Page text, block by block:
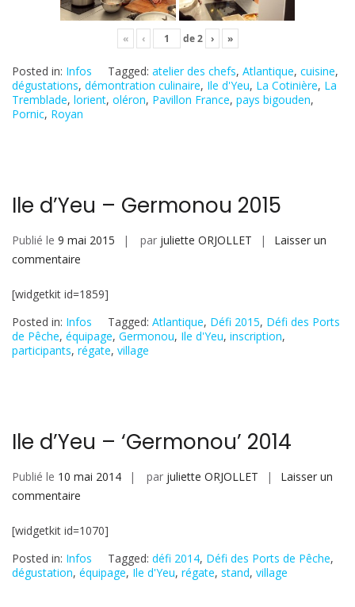
« ‹ de2 › »
Posted in: Infos Tagged: atelier des chefs, Atlantique, cuisine,
dégustations, démontration culinaire, Ile d'Yeu, La Cotinière, La
Tremblade, lorient, oléron, Pavillon France, pays bigouden,
Pornic, Royan
Ile d’Yeu – Germonou 2015
Publié le 9 mai 2015 par juliette ORJOLLET
Laisser un
commentaire
d’Yeu
Germonou
2015
[widgetkit id=1859]
Posted in: Infos Tagged: Atlantique, Défi 2015, Défi des Ports
de Pêche, équipage, Germonou, Ile d'Yeu, inscription,
participants, régate, village
Ile d’Yeu – ‘Germonou’ 2014
Publié le 10 mai 2014 par juliette ORJOLLET
Laisser un
commentaire
d’Yeu
‘Germonou’
[widgetkit id=1070]
Posted in: Infos Tagged: défi 2014, Défi des Ports de Pêche,
dégustation, équipage, Ile d'Yeu, régate, stand, village